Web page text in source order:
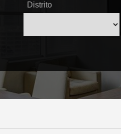
Distrito